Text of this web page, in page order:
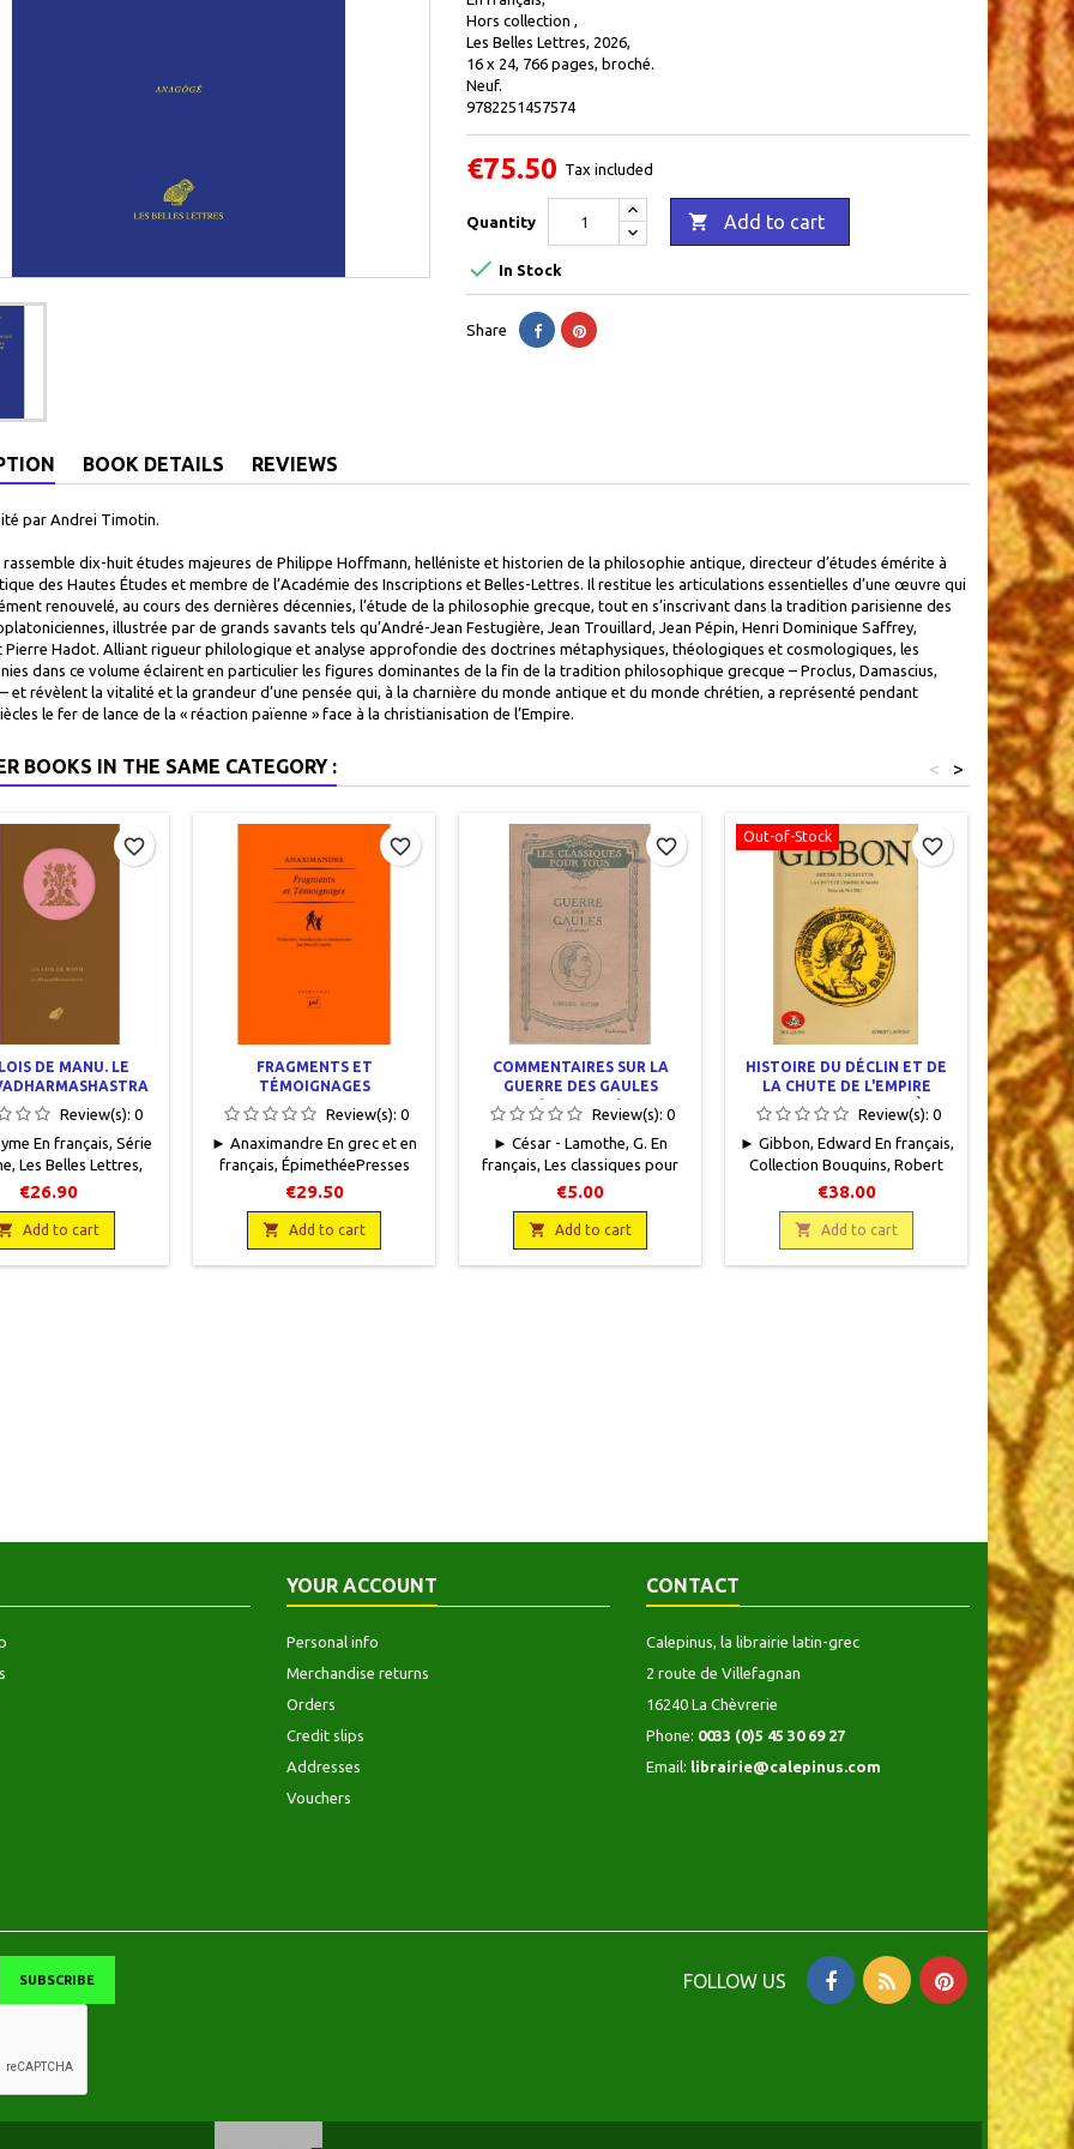
Hors collection ,
Les Belles Lettres, 2026,
16 x 24, 766 pages, broché.
Neuf.
9782251457574
€75.50 Tax included
Quantity  Add to cart
 In Stock
Share
BOOK DETAILS REVIEWS
par Andrei Timotin.
rassemble dix-huit études majeures de Philippe Hoffmann, helléniste et historien de la philosophie antique, directeur d’études émérite à
des Hautes Études et membre de l’Académie des Inscriptions et Belles-Lettres. Il restitue les articulations essentielles d’une œuvre qui
renouvelé, au cours des dernières décennies, l’étude de la philosophie grecque, tout en s’inscrivant dans la tradition parisienne des
illustrée par de grands savants tels qu’André-Jean Festugière, Jean Trouillard, Jean Pépin, Henri Dominique Saffrey,
Pierre Hadot. Alliant rigueur philologique et analyse approfondie des doctrines métaphysiques, théologiques et cosmologiques, les
dans ce volume éclairent en particulier les figures dominantes de la fin de la tradition philosophique grecque – Proclus, Damascius,
et révèlent la vitalité et la grandeur d’une pensée qui, à la charnière du monde antique et du monde chrétien, a représenté pendant
le fer de lance de la « réaction païenne » face à la christianisation de l’Empire.
BOOKS IN THE SAME CATEGORY : >
<
DE MANU. LE
Review(s): 0
En français, Série
Les Belles Lettres,
x 19, 432 pages dont
couleurs, index,
€26.90
Add to cart
favorite_border
FRAGMENTS ET
TÉMOIGNAGES
Review(s): 0
► Anaximandre En grec et en
français, ÉpimethéePresses
universitaires de France, 1991,
15 x 22, 256 pages, broché.
Neuf. 9782130437857
€29.50
 Add to cart
favorite_border
COMMENTAIRES SUR LA
GUERRE DES GAULES
(EXTRAITS)
Review(s): 0
► César - Lamothe, G. En
français, Les classiques pour
tous n° 325, Librairie Hatier,
1946, 11,5 x 17,5, 112 pages,
broché, occasion. Bon état.
Papier intérieur jauni.
€5.00
 Add to cart
favorite_border Out-of-Stock
HISTOIRE DU DÉCLIN ET DE
LA CHUTE DE L'EMPIRE
ROMAIN. 1. ROME DE 96 À 582.
2. BYZANCE DE 455 À 1500
Review(s): 0
► Gibbon, Edward En français,
Collection Bouquins, Robert
Laffont, 1983, 13 x 20, XLIV +
1187 pages et 1273 pages,
broché, occasion . Bon état.
Tranches jaunies, papier
intérieur légèrement jauni sur
€38.00
 Add to cart
favorite_border
►
1584) -
YOUR ACCOUNT
Personal info
Merchandise returns
Orders
Credit slips
Addresses
Vouchers
CONTACT
Calepinus, la librairie latin-grec
2 route de Villefagnan
16240 La Chèvrerie
Phone: 0033 (0)5 45 30 69 27
Email: librairie@calepinus.com
FOLLOW US